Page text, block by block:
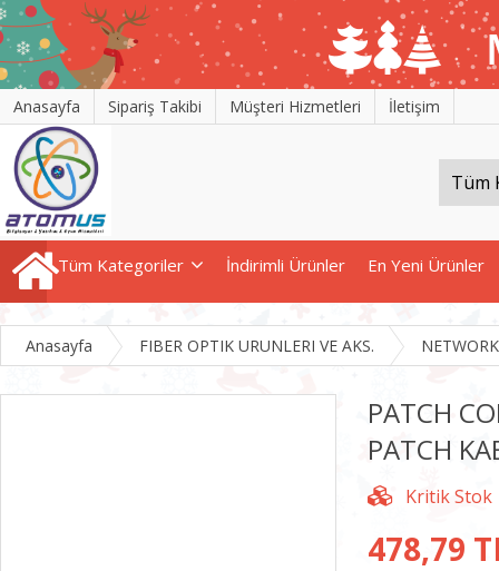
Anasayfa Sipariş Takibi Müşteri Hizmetleri İletişim
Tüm Kategoriler İndirimli Ürünler En Yeni Ürünler
Anasayfa FIBER OPTIK URUNLERI VE AKS.
PATCH
PATCH
478,79